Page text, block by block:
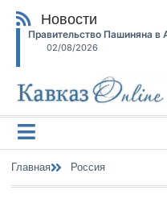
Новости
Правительство Пашиняна в
02/08/2026
Главная Россия